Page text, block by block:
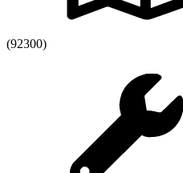
(92300)